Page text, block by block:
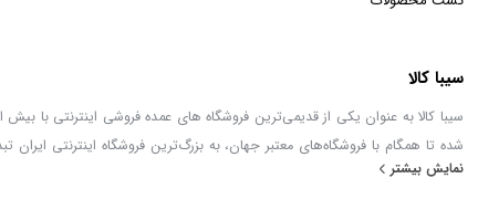
سیبا کالا
شده تا همگام با فروشگاه‌های معتبر جهان، به بزرگ‌ترین فروشگاه اینترنتی
خطور می‌کند در اینجا پیدا خواهید کرد.
نمایش بیشتر